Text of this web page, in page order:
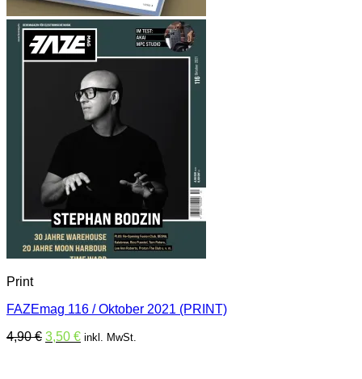
Print
FAZEmag 116 / Oktober 2021 (PRINT)
4,90€ Ursprünglicher
3,50 €Aktueller
inkl. MwSt.